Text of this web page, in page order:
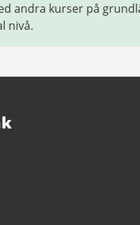
andra kurser på
nivå.